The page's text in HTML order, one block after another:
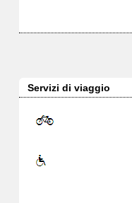
Servizi di viaggio